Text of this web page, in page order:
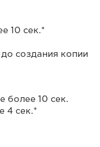
10 сек.*
создания копии
более 10 сек.
4 сек.*